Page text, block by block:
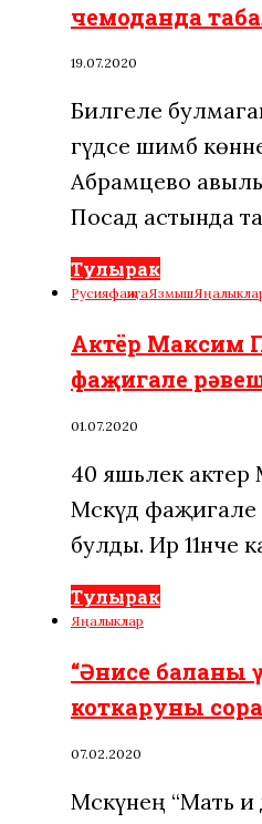
чемоданда
19.07.2020
Билгеле
гәүдәсе шимбә
Абрамцево
Посад астында
Тулырак
РусияфаҗигаЯзмыш
Актёр Максим
фаҗигале
01.07.2020
40 яшьлек
Мәскәүдә
булды. Ир 11нче
Тулырак
Яңалыклар
“Әнисе баланы
коткаруны
07.02.2020
Мәскәүнең “Мать